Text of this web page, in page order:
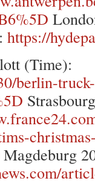
https://
(Time):
berlin-
Magdeburg